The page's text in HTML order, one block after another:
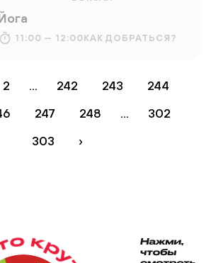
11:00 — 12:00КАК ДОБРАТЬСЯ?
2 ... 242 243
244
247 248 ...
302
303
›